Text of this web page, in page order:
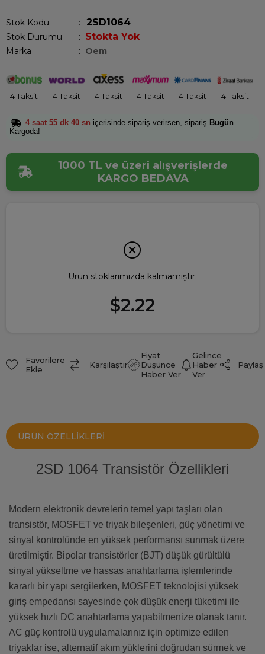
Stok Kodu 2SD1064
Stok Durumu : Stokta Yok
Marka : Oem
4 Taksit 4 Taksit 4 Taksit 4 Taksit 4 Taksit 4 Taksit
4 saat 55 dk 40 sn içerisinde sipariş verirsen, sipariş Bugün
Kargoda!
1000 TL ve üzeri alışverişlerde
KARGO BEDAVA
Ürün stoklarımızda kalmamıştır.
$2.22
Favorilere
Ekle
Karşılaştır
Fiyat
Düşünce
Haber Ver
Gelince
Haber
Ver
Paylaş
ÜRÜN ÖZELLIKLERI
2SD 1064 Transistör Özellikleri
Modern elektronik devrelerin temel yapı taşları olan
transistör, MOSFET ve triyak bileşenleri, güç yönetimi ve
sinyal kontrolünde en yüksek performansı sunmak üzere
üretilmiştir. Bipolar transistörler (BJT) düşük gürültülü
sinyal yükseltme ve hassas anahtarlama işlemlerinde
kararlı bir yapı sergilerken, MOSFET teknolojisi yüksek
giriş empedansı sayesinde çok düşük enerji tüketimi ile
yüksek hızlı DC anahtarlama yapabilmenize olanak tanır.
AC güç kontrolü uygulamalarınız için optimize edilen
triyaklar ise, alternatif akım yüklerini doğrudan sürmek ve